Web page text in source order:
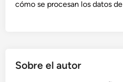
cómo se procesan los datos
Sobre el autor